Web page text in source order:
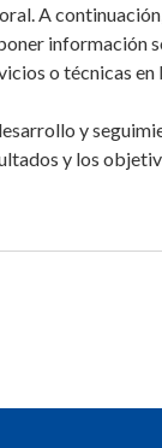
A
información
o técnicas en
y
y los